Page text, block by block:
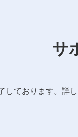
サ
ております。詳